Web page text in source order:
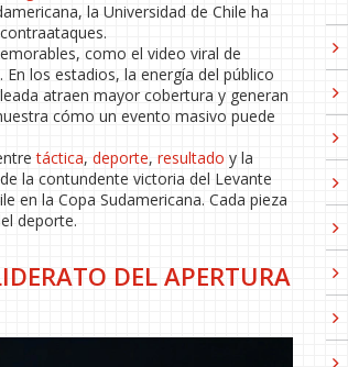
la Universidad de Chile ha
como el video viral de
los estadios, la energía del público
atraen mayor cobertura y generan
cómo un evento masivo puede
táctica, deporte, resultado y la
la contundente victoria del Levante
en la Copa Sudamericana. Cada pieza
deporte.
DEL APERTURA